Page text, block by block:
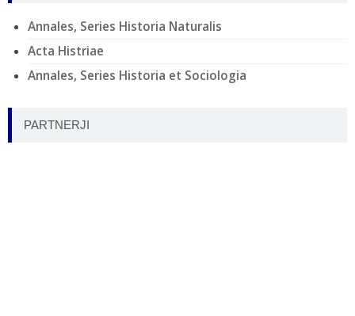
Annales, Series Historia Naturalis
Acta Histriae
Annales, Series Historia et Sociologia
PARTNERJI